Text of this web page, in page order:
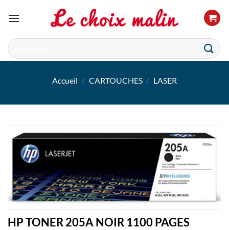
Recherche
pour :
Accueil / CARTOUCHES / LASER
HP TONER 205A NOIR 1100 PAGES